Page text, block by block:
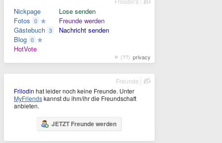
Nickpage
Fotos 0
Gästebuch 3
Blog 0
HotVote
Lose senden
Freunde werden
Nachricht senden
(??) privacy
Frilodin hat leider noch keine Freunde. Unter
MyFriendskannst du ihm/ihr die Freundschaft
anbieten.
JETZT Freunde werden
Freunde